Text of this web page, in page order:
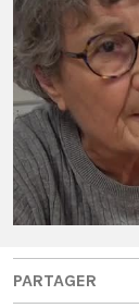
PARTAGER